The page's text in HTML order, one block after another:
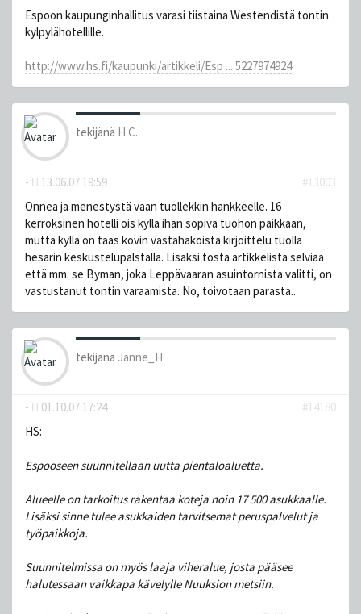
Espoon kaupunginhallitus varasi tiistaina Westendistä tontin
kylpylähotellille.
http://www.hs.fi/kaupunki/artikkeli/Esp ... 5227974924
tekijänä H.C.
- 13.06.07 19:59
#13003
Onnea ja menestystä vaan tuollekkin hankkeelle. 16
kerroksinen hotelli ois kyllä ihan sopiva tuohon paikkaan,
mutta kyllä on taas kovin vastahakoista kirjoittelu tuolla
hesarin keskustelupalstalla. Lisäksi tosta artikkelista selviää
että mm. se Byman, joka Leppävaaran asuintornista valitti, on
vastustanut tontin varaamista. No, toivotaan parasta..
tekijänä Janne_H
- 01.10.07 17:24
#14180
HS:
Espooseen suunnitellaan uutta pientaloaluetta.
Alueelle on tarkoitus rakentaa koteja noin 17 500 asukkaalle.
Lisäksi sinne tulee asukkaiden tarvitsemat peruspalvelut ja
työpaikkoja.
Suunnitelmissa on myös laaja viheralue, josta pääsee
halutessaan vaikkapa kävelylle Nuuksion metsiin.